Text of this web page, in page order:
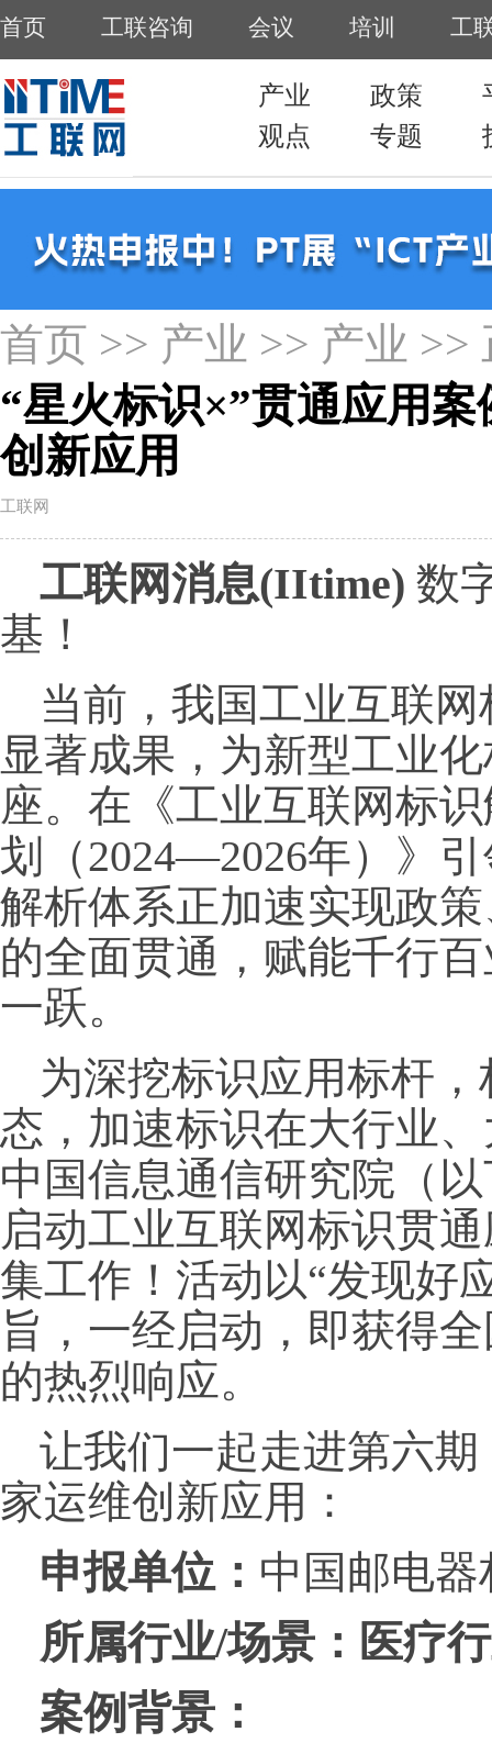
首页 >> 产业 >> 产业 >>
“星火标识×”贯通应用
创新应用
工联网
工联网消息(IItime) 数
基！
当前，我国工业互联
显著成果，为新型工业
座。在《工业互联网标
划（2024—2026年）》
解析体系正加速实现政
的全面贯通，赋能千行
一跃。
为深挖标识应用标杆
态，加速标识在大行业
中国信息通信研究院（
启动工业互联网标识贯
集工作！活动以“发现好
旨，一经启动，即获得
的热烈响应。
让我们一起走进第六
家运维创新应用：
申报单位： 中国邮电
所属行业/场景： 医疗
案例背景：